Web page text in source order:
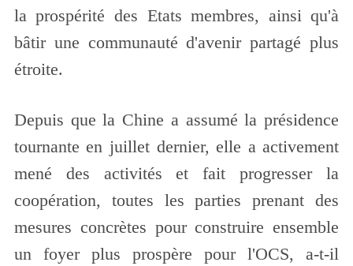
la prospérité des Etats membres, ainsi qu'à
bâtir une communauté d'avenir partagé plus
étroite.
Depuis que la Chine a assumé la présidence
tournante en juillet dernier, elle a activement
mené des activités et fait progresser la
coopération, toutes les parties prenant des
mesures concrètes pour construire ensemble
un foyer plus prospère pour l'OCS, a-t-il